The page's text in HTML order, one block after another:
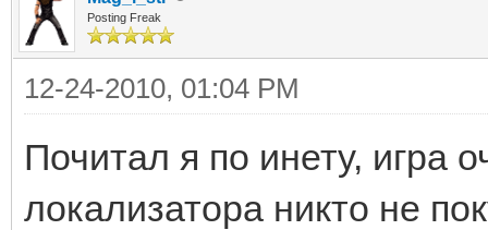
Posting Freak
12-24-2010, 01:04 PM
Почитал я по инету, игра
локализатора никто не